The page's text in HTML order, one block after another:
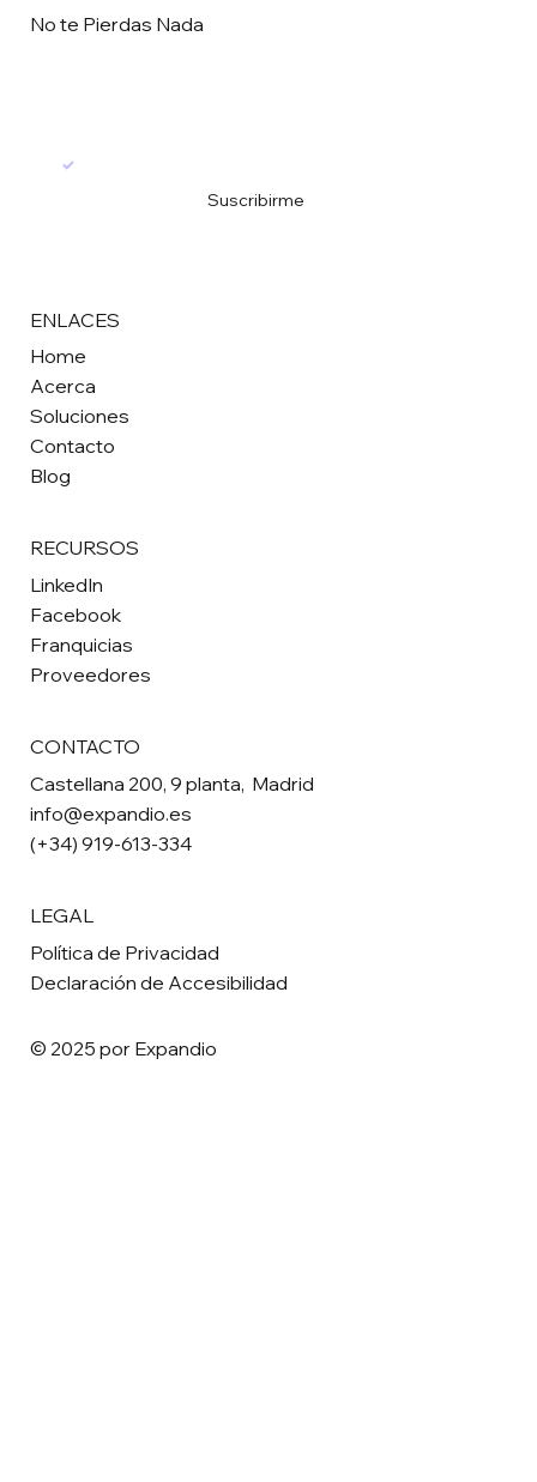
No te Pierdas Nada
Suscribirme
ENLACES
Home
Acerca
Soluciones
Contacto
Blog
RECURSOS
LinkedIn
Facebook
Franquicias
Proveedores
CONTACTO
Castellana 200, 9 planta, Madrid
info@expandio.es
(+34) 919-613-334
LEGAL
Política de Privacidad
Declaración de Accesibilidad
© 2025 por Expandio